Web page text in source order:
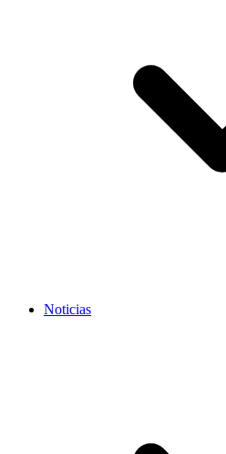
Noticias